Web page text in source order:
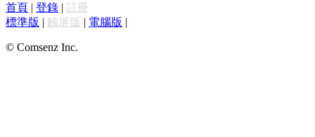
首頁 | 登錄 | 註冊
標準版 | 觸屏版 | 電腦版 |
© Comsenz Inc.